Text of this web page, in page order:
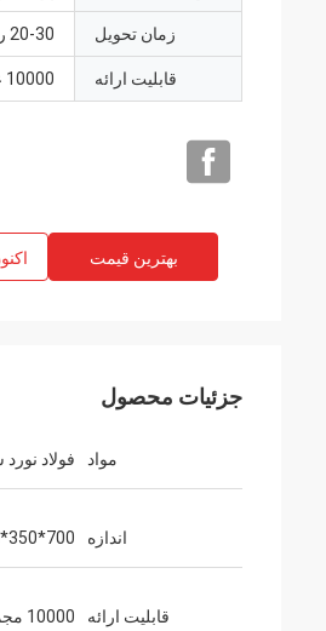
زمان تحویل 20-30 روز
قابلیت ارائه 10000 عدد / ماه
بهترین قیمت
جزئیات محصول
مواد فولاد
اندازه 700*350*1800mm (یا سفارشی)
قابلیت ارائه 10000 مجموعه در ماه.